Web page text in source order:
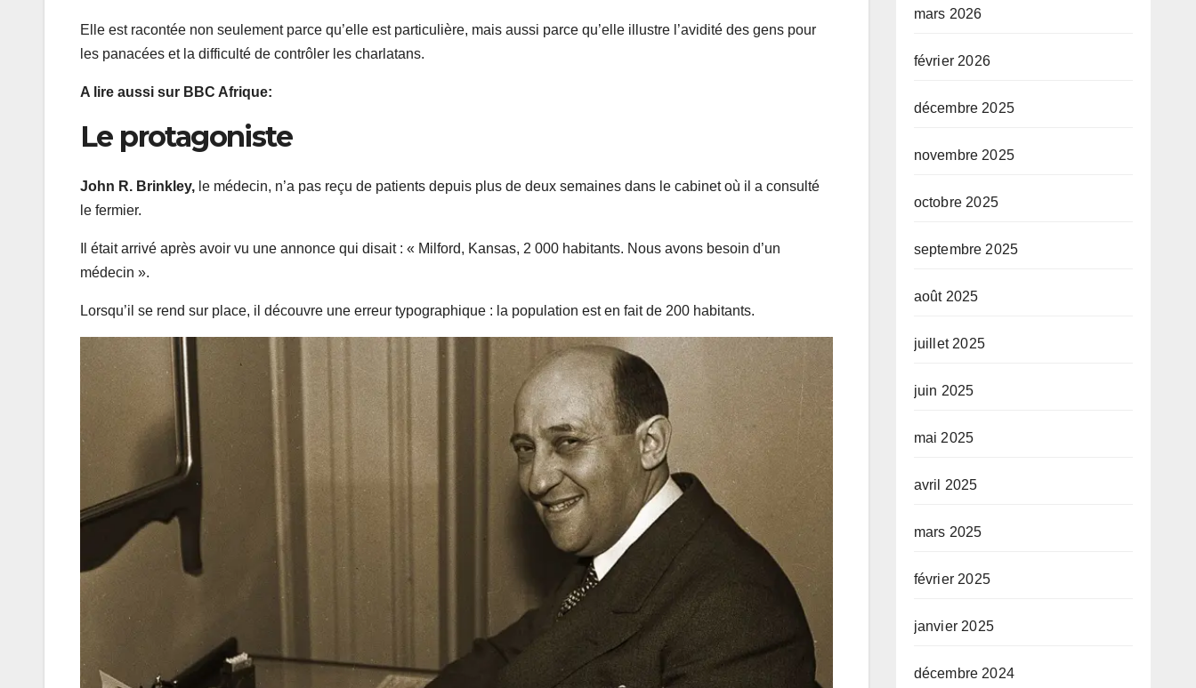
Elle est racontée non seulement parce qu’elle est particulière, mais aussi parce qu’elle illustre l’avidité des gens pour
les panacées et la difficulté de contrôler les charlatans.
A lire aussi sur BBC Afrique:
Le protagoniste
John R. Brinkley, le médecin, n’a pas reçu de patients depuis plus de deux semaines dans le cabinet où il a consulté
le fermier.
Il était arrivé après avoir vu une annonce qui disait : « Milford, Kansas, 2 000 habitants. Nous avons besoin d’un
médecin ».
Lorsqu’il se rend sur place, il découvre une erreur typographique : la population est en fait de 200 habitants.
mars 2026
février 2026
décembre 2025
novembre 2025
octobre 2025
septembre 2025
août 2025
juillet 2025
juin 2025
mai 2025
avril 2025
mars 2025
février 2025
janvier 2025
décembre 2024